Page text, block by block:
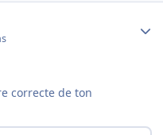
correcte de ton